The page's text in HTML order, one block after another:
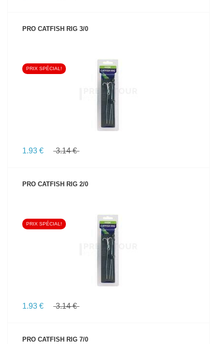
PRO CATFISH RIG 3/0
VOIR LE PRODUIT
PRIX SPÉCIAL!
1.93 € 3.14 €
PRO CATFISH RIG 2/0
VOIR LE PRODUIT
PRIX SPÉCIAL!
1.93 € 3.14 €
PRO CATFISH RIG 7/0